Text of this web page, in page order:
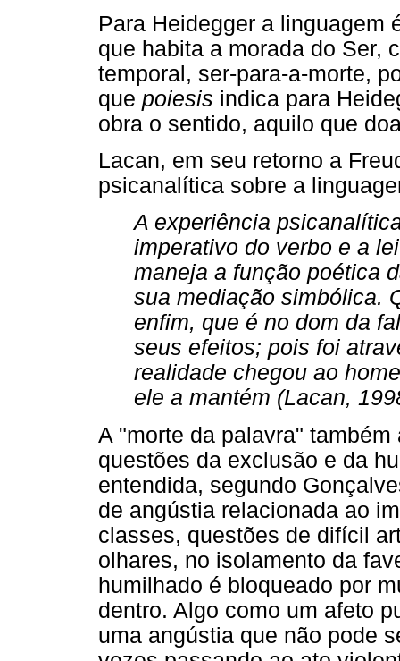
Para Heidegger a linguagem
que habita a morada do Ser,
temporal, ser-para-a-morte,
que poiesis indica para
obra o sentido, aquilo que
Lacan, em seu retorno a
psicanalítica sobre a
A experiência
imperativo do verbo e a
maneja a função poética
sua mediação simbólica.
enfim, que é no dom da
seus efeitos; pois foi
realidade chegou ao
ele a mantém (Lacan,
A "morte da palavra"
questões da exclusão e da
entendida, segundo
de angústia relacionada ao
classes, questões de difícil
olhares, no isolamento da
humilhado é bloqueado por
dentro. Algo como um afeto
uma angústia que não pode